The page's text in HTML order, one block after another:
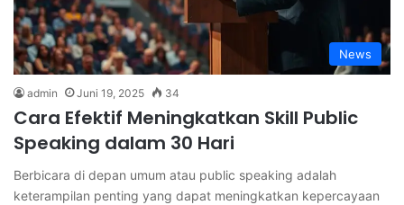
News
admin Juni 19, 2025 34
Cara Efektif Meningkatkan Skill Public
Speaking dalam 30 Hari
Berbicara di depan umum atau public speaking adalah
keterampilan penting yang dapat meningkatkan kepercayaan